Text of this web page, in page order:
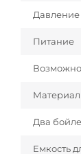
Давление
Питание
Материал
Два
Емкость